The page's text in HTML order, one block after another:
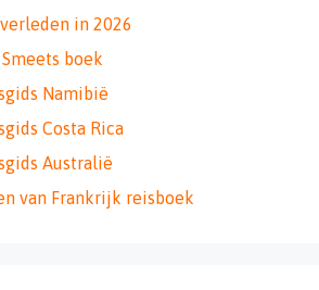
in 2026
boek
Namibië
Costa Rica
Australië
van Frankrijk reisboek